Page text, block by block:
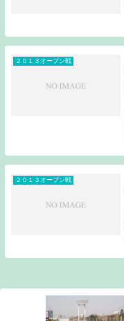
２０１３オープン戦
２０１３オープン戦